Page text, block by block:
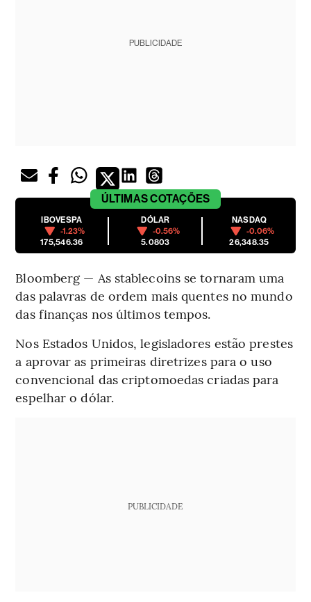
PUBLICIDADE
ÚLTIMASCOTAÇÕES
IBOVESPA
-1.23%
175,546.36
DÓLAR
-0.56%
5.0803
NASDAQ
-0.06%
26,348.35
Bloomberg — As stablecoins se tornaram uma
das palavras de ordem mais quentes no mundo
das finanças nos últimos tempos.
Nos Estados Unidos, legisladores estão prestes
a aprovar as primeiras diretrizes para o uso
convencional das criptomoedas criadas para
espelhar o dólar.
PUBLICIDADE